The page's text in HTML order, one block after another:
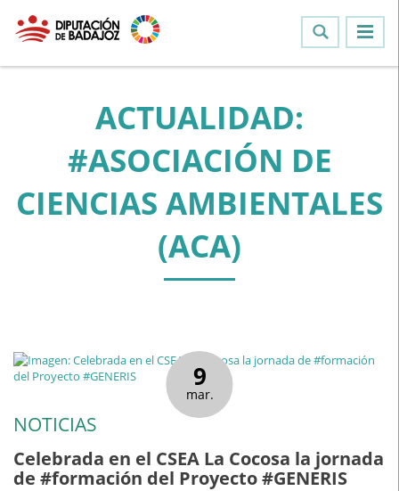
ACTUALIDAD:
#ASOCIACIÓN DE
CIENCIAS AMBIENTALES
(ACA)
9
mar.
NOTICIAS
Celebrada en el CSEA La Cocosa la jornada
de #formación del Proyecto #GENERIS